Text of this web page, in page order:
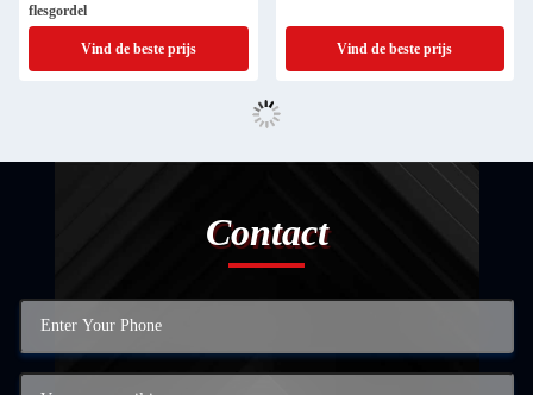
flesgordel
Vind de beste prijs Vind de beste prijs
Contact